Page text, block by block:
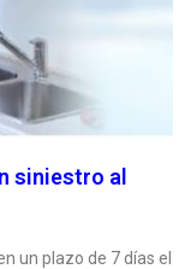
siniestro al
un plazo de 7 días el